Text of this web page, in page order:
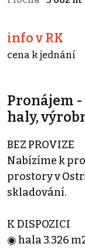
info v RK
cena k jednání
Pronájem
haly,
BEZ PROVIZE
Nabízíme k
prostory v
skladování.
K DISPOZICI
◉ hala 3.326